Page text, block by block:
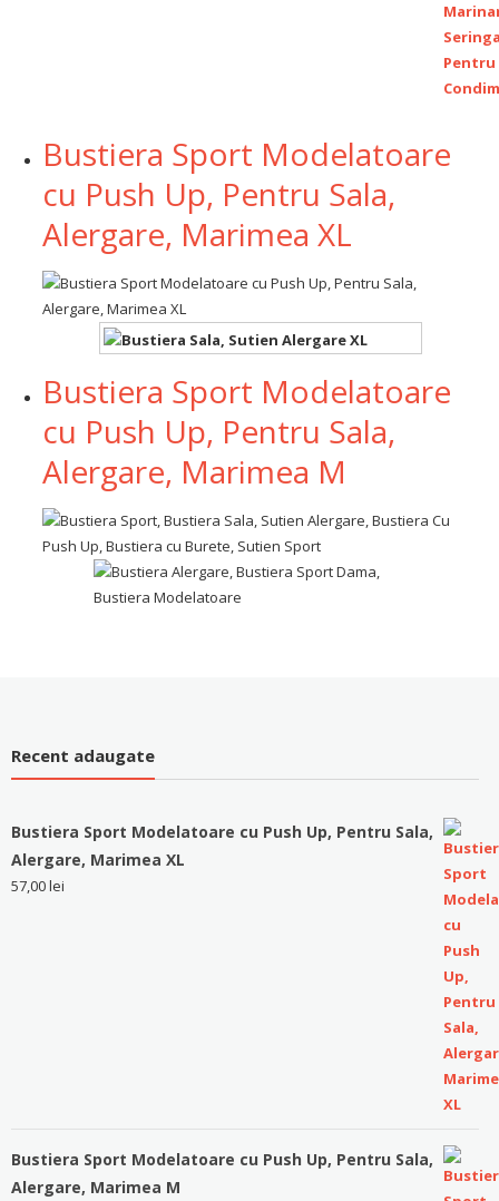
Bustiera Sport Modelatoare
cu Push Up, Pentru Sala,
Alergare, Marimea XL
Bustiera Sport Modelatoare
cu Push Up, Pentru Sala,
Alergare, Marimea M
Recent adaugate
Bustiera Sport Modelatoare cu Push Up, Pentru Sala,
Alergare, Marimea XL
57,00lei
Bustiera Sport Modelatoare cu Push Up, Pentru Sala,
Alergare, Marimea M